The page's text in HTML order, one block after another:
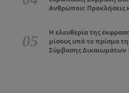
Ανθρώπου: Προκλήσεις
Η ελευθερία της
μίσους υπό το πρίσμα
Σύμβασης